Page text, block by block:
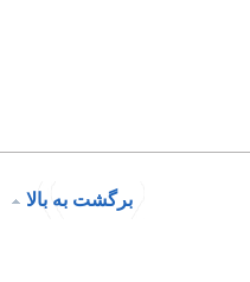
برگشت به بالا